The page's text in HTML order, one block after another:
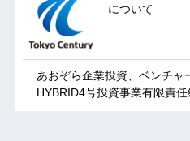
について
あおぞら企業投資、ベンチャ
HYBRID4号投資事業有限責